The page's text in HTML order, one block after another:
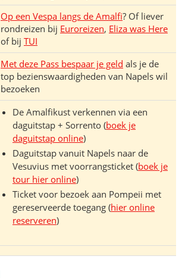
Op een Vespa langs de Amalfi? Of liever
rondreizen bij Euroreizen, Eliza was Here
of bij TUI
Met deze Pass bespaar je geld als je de
top bezienswaardigheden van Napels wil
bezoeken
De Amalfikust verkennen via een
daguitstap + Sorrento (boek je
daguitstap online)
Daguitstap vanuit Napels naar de
Vesuvius met voorrangsticket (boek je
tour hier online)
Ticket voor bezoek aan Pompeii met
gereserveerde toegang (hier online
reserveren)